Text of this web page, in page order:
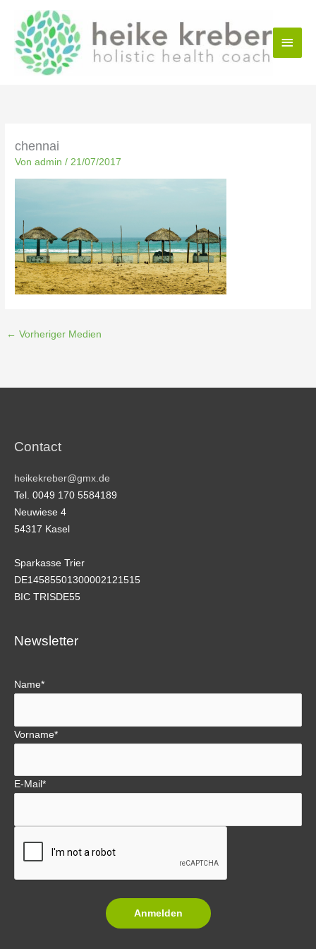
Inhalt
springen
chennai
Vonadmin/21/07/2017
← Vorheriger Medien
Contact
heikekreber@gmx.de
Tel. 0049 170 5584189
Neuwiese 4
54317 Kasel
Sparkasse Trier
DE14585501300002121515
BIC TRISDE55
Newsletter
Name*
Vorname*
E-Mail*
Anmelden